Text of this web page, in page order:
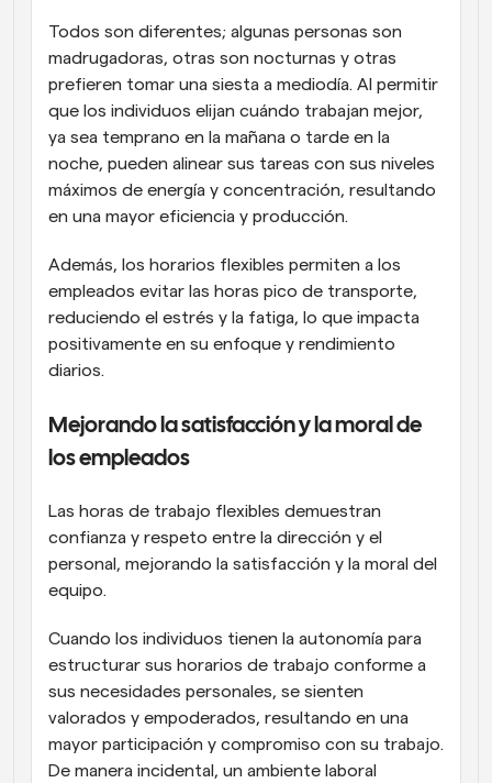
Todos son diferentes; algunas personas son
madrugadoras, otras son nocturnas y otras
prefieren tomar una siesta a mediodía. Al permitir
que los individuos elijan cuándo trabajan mejor,
ya sea temprano en la mañana o tarde en la
noche, pueden alinear sus tareas con sus niveles
máximos de energía y concentración, resultando
en una mayor eficiencia y producción.
Además, los horarios flexibles permiten a los
empleados evitar las horas pico de transporte,
reduciendo el estrés y la fatiga, lo que impacta
positivamente en su enfoque y rendimiento
diarios.
Mejorando la satisfacción y la moral de
los empleados
Las horas de trabajo flexibles demuestran
confianza y respeto entre la dirección y el
personal, mejorando la satisfacción y la moral del
equipo.
Cuando los individuos tienen la autonomía para
estructurar sus horarios de trabajo conforme a
sus necesidades personales, se sienten
valorados y empoderados, resultando en una
mayor participación y compromiso con su trabajo.
De manera incidental, un ambiente laboral